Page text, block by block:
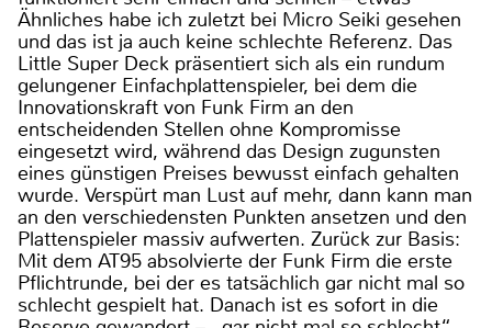
Ähnliches habe ich zuletzt bei Micro Seiki gesehen
und das ist ja auch keine schlechte Referenz. Das
Little Super Deck präsentiert sich als ein rundum
gelungener Einfachplattenspieler, bei dem die
Innovationskraft von Funk Firm an den
entscheidenden Stellen ohne Kompromisse
eingesetzt wird, während das Design zugunsten
eines günstigen Preises bewusst einfach gehalten
wurde. Verspürt man Lust auf mehr, dann kann man
an den verschiedensten Punkten ansetzen und den
Plattenspieler massiv aufwerten. Zurück zur Basis:
Mit dem AT95 absolvierte der Funk Firm die erste
Pflichtrunde, bei der es tatsächlich gar nicht mal so
schlecht gespielt hat. Danach ist es sofort in die